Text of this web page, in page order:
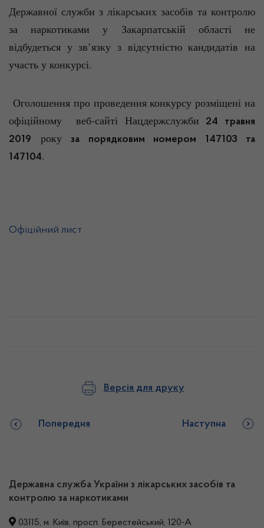
Державної служби з лікарських засобів та контролю
за наркотиками у Закарпатській області не
відбудеться у зв’язку з відсутністю кандидатів на
участь у конкурсі.
Оголошення про проведення конкурсу розміщені на
офіційному веб-сайті Нацдержслужби
24 травня
2019
року
за порядковим номером 147103 та
147104.
Офіційний лист
Версія для друку
Попередня Наступна
Державна служба України з лікарських засобів та
контролю за наркотиками
03115, м. Київ, просп. Берестейський, 120-А